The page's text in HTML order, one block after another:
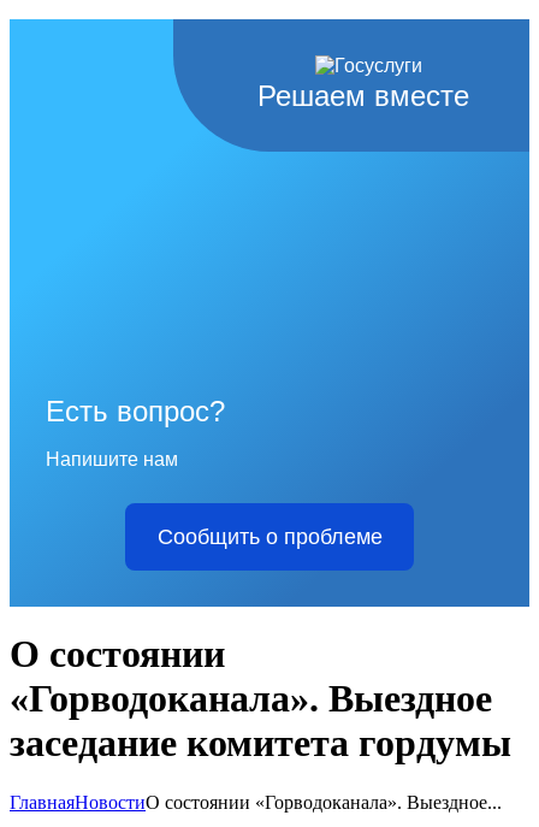
Решаем вместе
Есть вопрос?
Напишите нам
Сообщить о проблеме
О состоянии
«Горводоканала». Выездное
заседание комитета гордумы
ГлавнаяНовостиО состоянии «Горводоканала». Выездное...